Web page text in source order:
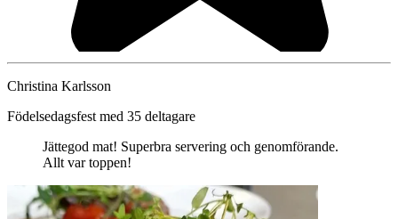
Christina Karlsson
Födelsedagsfest med 35 deltagare
Jättegod mat! Superbra servering och genomförande.
Allt var toppen!